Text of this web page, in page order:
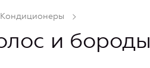
Кондиционеры
и бороды